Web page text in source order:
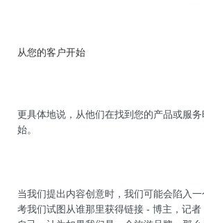
从您的客户开始
更具体地说，从他们在找到您的产品或服
始。
当我们提出内容创意时，我们可能会陷入
考我们试图从谁那里获得链接 - 博主，记